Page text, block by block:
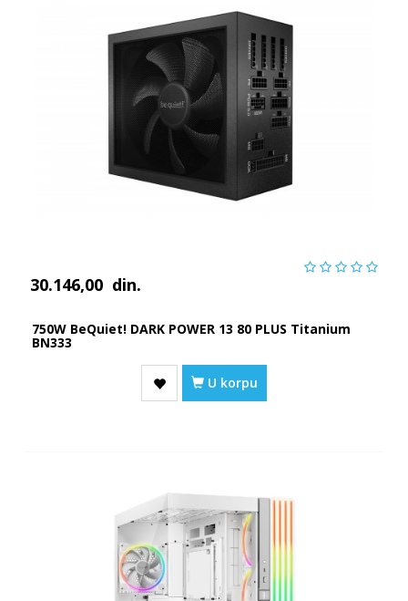
30.146,00 din.
750W BeQuiet! DARK POWER 13 80 PLUS Titanium
BN333
U korpu